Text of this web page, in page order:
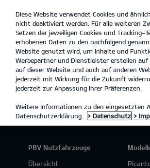
open
menu
PBV Nutzfahrzeuge
Übersicht
Diese Website verwendet Cookies und
nicht deaktiviert werden. Für alle weiteren
Setzen der jeweiligen Cookies und Tracking-
erhobenen Daten zu den nachfolgend
Website genutzt wird, um Inhalte und
Werbepartner und Dienstleister erstellen
auf dieser Website und auch auf anderen
jederzeit mit Wirkung für die Zukunft
jederzeit zur Anpassung Ihrer Präferenzen.
Weitere Informationen zu den eingesetzten
Datenschutzerklärung.
> Datenschutz >